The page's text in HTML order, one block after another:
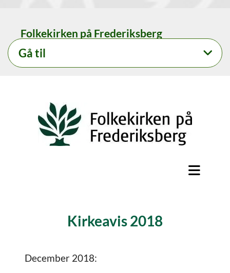
Folkekirken på Frederiksberg
Gå til
Kirkeavis 2018
December 2018: